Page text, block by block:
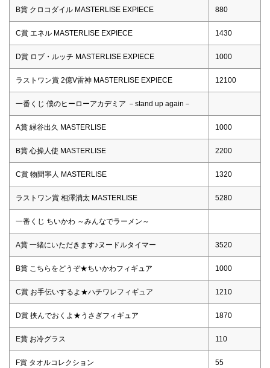
B賞 クロコダイル MASTERLISE EXPIECE 880
C賞 エネル MASTERLISE EXPIECE 1430
D賞 ロブ・ルッチ MASTERLISE EXPIECE 1000
ラストワン賞 2億V雷神 MASTERLISE EXPIECE 12100
一番くじ 僕のヒーローアカデミア －stand up again－
A賞 緑谷出久 MASTERLISE 1000
B賞 心操人使 MASTERLISE 2200
C賞 物間寧人 MASTERLISE 1320
ラストワン賞 相澤消太 MASTERLISE 5280
一番くじ ちいかわ ～みんなでラーメン～
A賞 一緒にいただきます♪ヌードルタイマー 3520
B賞 こちらをどうぞ★ちいかわフィギュア 1000
C賞 お手伝いするよ★ハチワレフィギュア 1210
D賞 挟んでおくよ★うさぎフィギュア 1870
E賞 お冷グラス 110
F賞 タオルコレクション 55